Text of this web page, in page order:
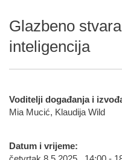
Glazbeno
inteligencija
Voditelji događanja i
Mia Mucić, Klaudija Wild
Datum i vrijeme: